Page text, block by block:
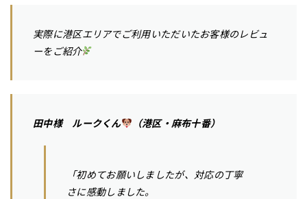
実際に港区エリアでご利用いただいたお客様のレビュ
ーをご紹介
田中様 ルークくん （港区・麻布十番）
「初めてお願いしましたが、対応の丁寧
さに感動しました。